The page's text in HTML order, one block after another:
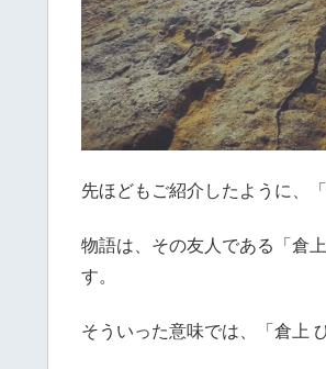
先ほどもご紹介したように、
物語は、その友人である「倉
す。
そういった意味では、「倉上